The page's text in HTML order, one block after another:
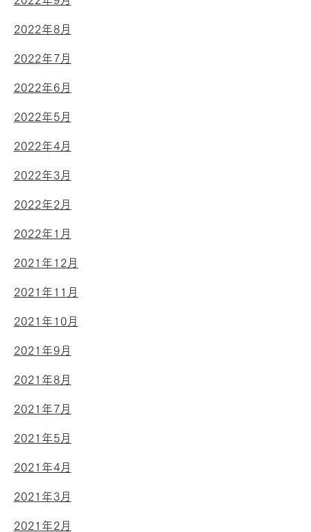
2022年8月
2022年7月
2022年6月
2022年5月
2022年4月
2022年3月
2022年2月
2022年1月
2021年12月
2021年11月
2021年10月
2021年9月
2021年8月
2021年7月
2021年5月
2021年4月
2021年3月
2021年2月